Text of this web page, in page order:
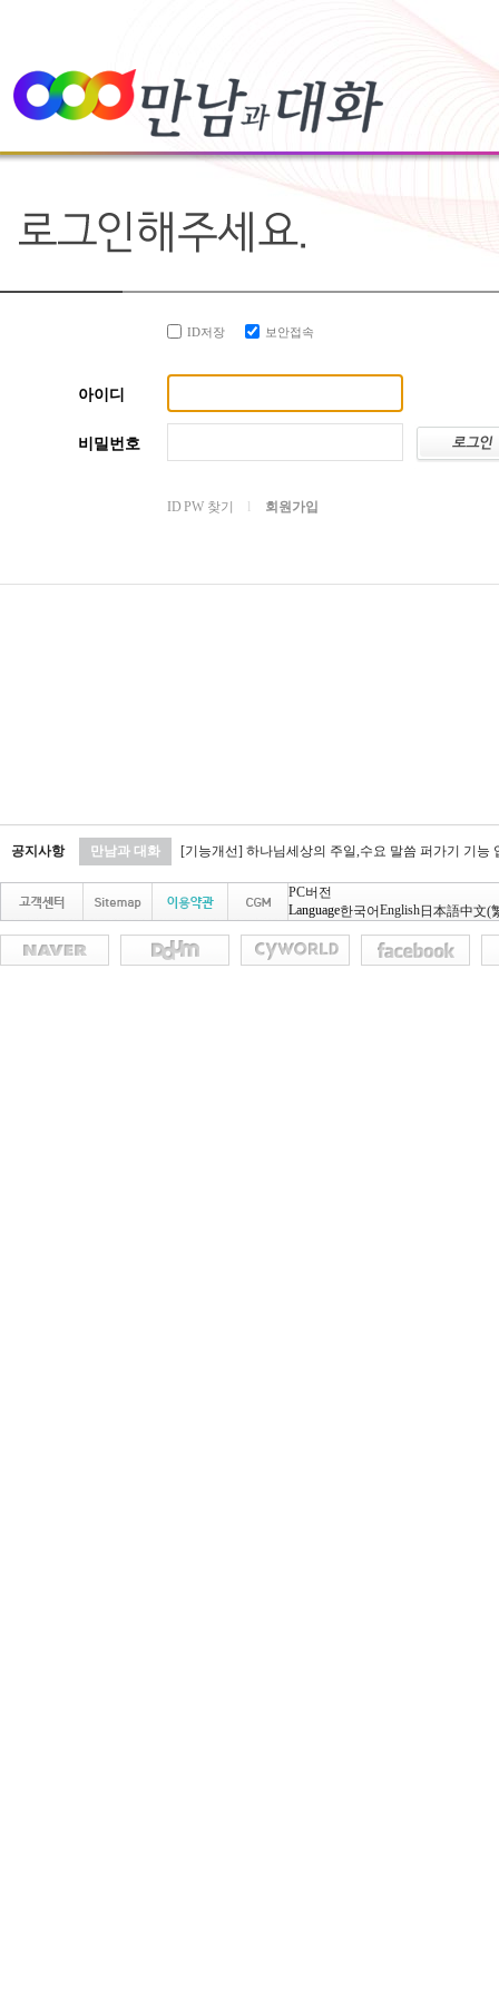
ID저장 보안접속
아이디
비밀번호
ID PW 찾기 회원가입
공지사항 만남과 대화 [기능개선] 하나님세상의 주일,수요 말씀 퍼가기 기능
PC버전
Language한국어English日本語中文(